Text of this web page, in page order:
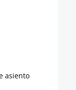
asiento